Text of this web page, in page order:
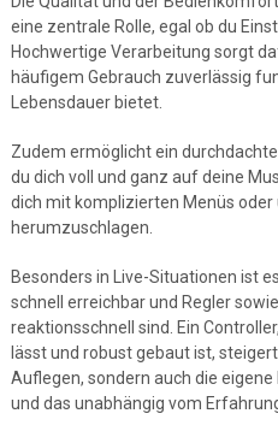
eine zentrale Rolle, egal ob du
Hochwertige Verarbeitung sorgt
häufigem Gebrauch zuverlässig
Lebensdauer bietet.
Zudem ermöglicht ein
du dich voll und ganz auf deine
dich mit komplizierten Menüs
herumzuschlagen.
Besonders in Live-Situationen ist
schnell erreichbar und Regler
reaktionsschnell sind. Ein
lässt und robust gebaut ist,
Auflegen, sondern auch die
und das unabhängig vom